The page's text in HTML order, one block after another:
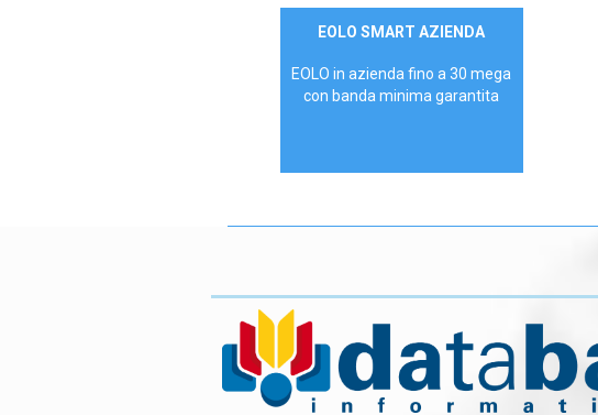
Contattaci
EOLO SMART AZIENDA
EOLO in azienda fino a 30 mega
con banda minima garantita